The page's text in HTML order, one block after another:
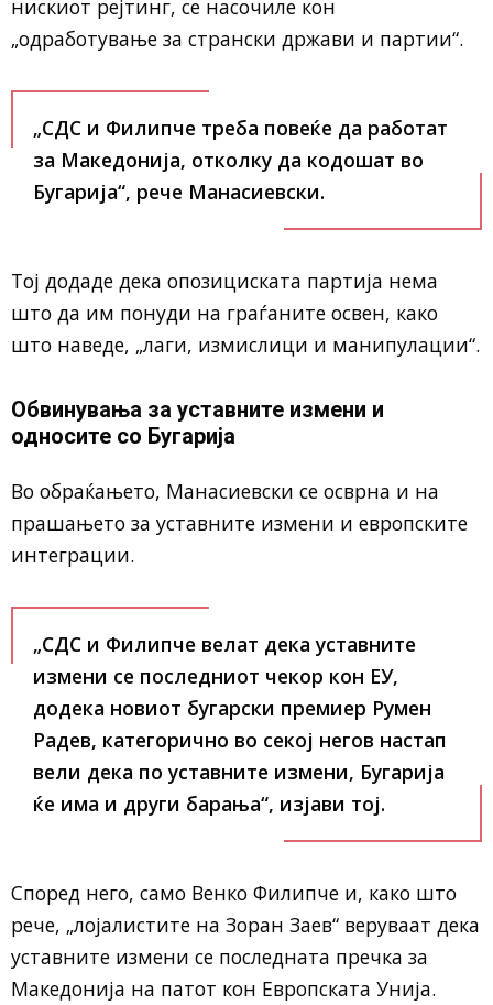
нискиот рејтинг, се насочиле кон
„одработување за странски држави и партии“.
„СДС и Филипче треба повеќе да работат
за Македонија, отколку да кодошат во
Бугарија“, рече Манасиевски.
Тој додаде дека опозициската партија нема
што да им понуди на граѓаните освен, како
што наведе, „лаги, измислици и манипулации“.
Обвинувања за уставните измени и
односите со Бугарија
Во обраќањето, Манасиевски се осврна и на
прашањето за уставните измени и европските
интеграции.
„СДС и Филипче велат дека уставните
измени се последниот чекор кон ЕУ,
додека новиот бугарски премиер Румен
Радев, категорично во секој негов настап
вели дека по уставните измени, Бугарија
ќе има и други барања“, изјави тој.
Според него, само Венко Филипче и, како што
рече, „лојалистите на Зоран Заев“ веруваат дека
уставните измени се последната пречка за
Македонија на патот кон Европската Унија.